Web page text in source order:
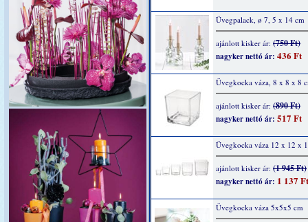
Üvegpalack, ø 7, 5 x 14 cm
ajánlott kisker ár: (750 Ft)
nagyker nettó ár: 436 Ft
Üvegkocka váza, 8 x 8 x 8
ajánlott kisker ár: (890 Ft)
nagyker nettó ár: 517 Ft
Üvegkocka váza 12 x 12 x
ajánlott kisker ár: (1 945 Ft)
nagyker nettó ár: 1 137 Ft
Üvegkocka váza 5x5x5 cm